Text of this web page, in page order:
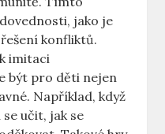
jako je
konfliktů.
imitaci
být pro děti nejen
Například, když
učit, jak se